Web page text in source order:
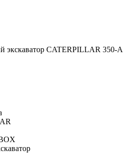
экскаватор CATERPILLAR 350-A